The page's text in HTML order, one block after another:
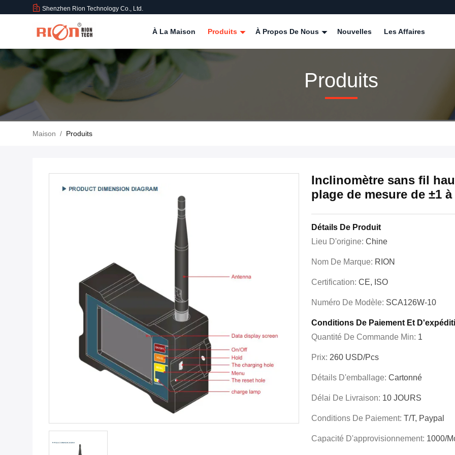
Shenzhen Rion Technology Co., Ltd.
À La Maison Produits À Propos De Nous Nouvelles Les Affaires
Produits
Maison / Produits
Inclinomètre sans fil
plage de mesure de ±1 à
Détails De Produit
Lieu D'origine: Chine
Nom De Marque: RION
Certification: CE, ISO
Numéro De Modèle: SCA126W-10
Conditions De Paiement Et
Quantité De Commande Min: 1
Prix: 260 USD/pcs
Détails D'emballage: Cartonné
Délai De Livraison: 10 JOURS
Conditions De Paiement: T/T, Paypal
Capacité D'approvisionnement: 1000/